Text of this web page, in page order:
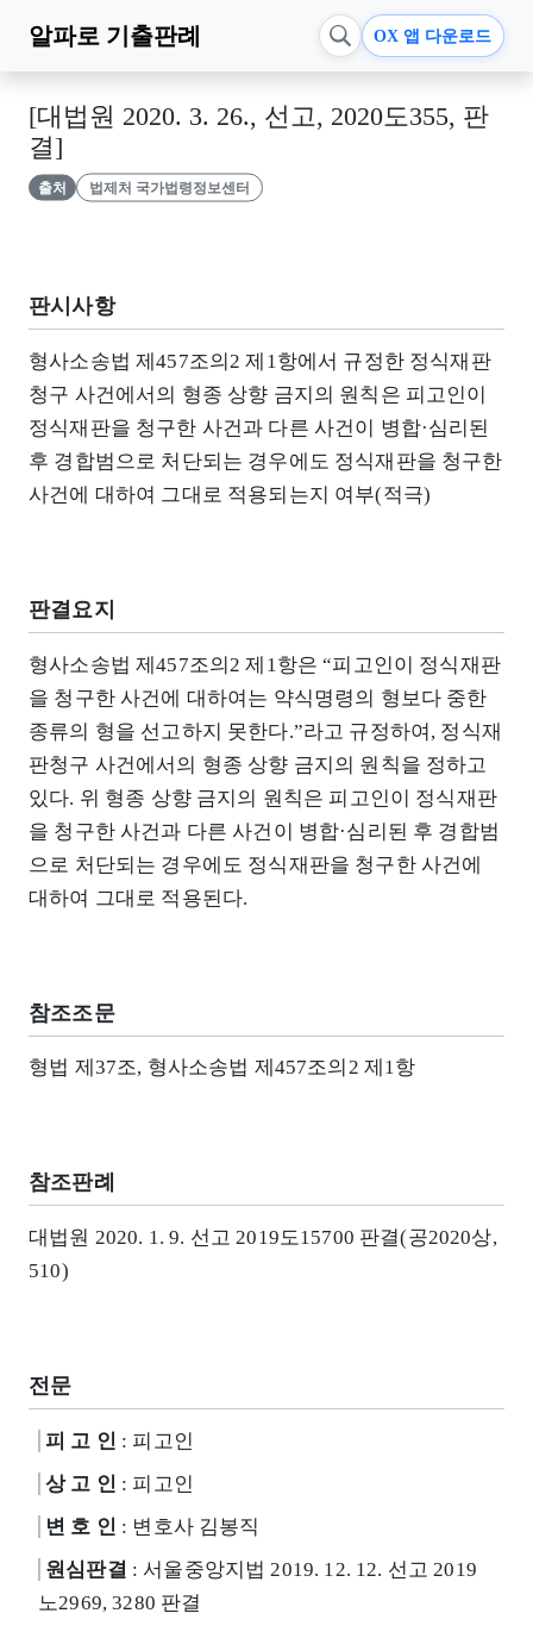
알파로 기출판례 OX 앱 다운로드
[대법원 2020. 3. 26., 선고, 2020도355, 판
결]
출처 법제처 국가법령정보센터
판시사항
형사소송법 제457조의2 제1항에서 규정한 정식재판
청구 사건에서의 형종 상향 금지의 원칙은 피고인이
정식재판을 청구한 사건과 다른 사건이 병합·심리된
후 경합범으로 처단되는 경우에도 정식재판을 청구한
사건에 대하여 그대로 적용되는지 여부(적극)
판결요지
형사소송법 제457조의2 제1항은 “피고인이 정식재판
을 청구한 사건에 대하여는 약식명령의 형보다 중한
종류의 형을 선고하지 못한다.”라고 규정하여, 정식재
판청구 사건에서의 형종 상향 금지의 원칙을 정하고
있다. 위 형종 상향 금지의 원칙은 피고인이 정식재판
을 청구한 사건과 다른 사건이 병합·심리된 후 경합범
으로 처단되는 경우에도 정식재판을 청구한 사건에
대하여 그대로 적용된다.
참조조문
형법 제37조, 형사소송법 제457조의2 제1항
참조판례
대법원 2020. 1. 9. 선고 2019도15700 판결(공2020상,
510)
전문
피 고 인 : 피고인
상 고 인 : 피고인
변 호 인 : 변호사 김봉직
원심판결 : 서울중앙지법 2019. 12. 12. 선고 2019
노2969, 3280 판결